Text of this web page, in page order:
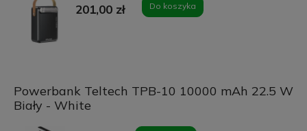
201,00 zł Do koszyka
Powerbank Teltech TPB-10 10000 mAh 22.5 W
Biały - White